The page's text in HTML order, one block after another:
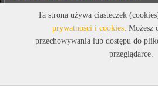
ur.
żył(a)65lat
Ta strona używa ciasteczek
prywatności i cookies. Możesz
przechowywania lub dostępu do
przeglądarce.